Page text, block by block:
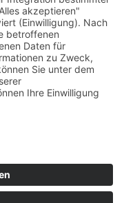
nach dem